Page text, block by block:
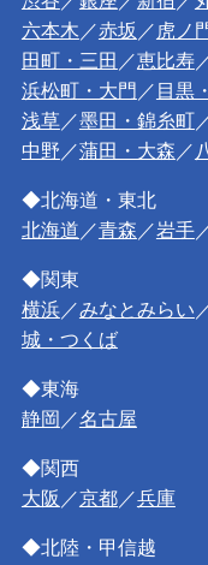
六本木 ／赤坂 ／ 虎ノ
田町・三田 ／恵比寿
浜松町・大門 ／ 目黒
浅草 ／墨田・錦糸町
中野 ／蒲田・大森 ／
◆北海道・東北
北海道 ／青森 ／岩手
◆関東
横浜／みなとみらい
城・つくば
◆東海
静岡 ／名古屋
◆関西
大阪 ／京都／兵庫
◆北陸・甲信越